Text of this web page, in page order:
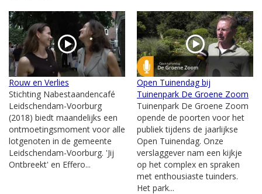
Rouw en Verlies
Stichting Nabestaandencafé
Leidschendam-Voorburg
(2018) biedt maandelijks een
ontmoetingsmoment voor alle
lotgenoten in de gemeente
Leidschendam-Voorburg. 'Jij
Ontbreekt' en Effero...
Open Tuinendag bij
Tuinenpark De Groene Zoom
Tuinenpark De Groene Zoom
opende de poorten voor het
publiek tijdens de jaarlijkse
Open Tuinendag. Onze
verslaggever nam een kijkje
op het complex en spraken
met enthousiaste tuinders.
Het park...